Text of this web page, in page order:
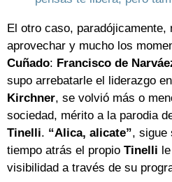
El otro caso, paradójicamente,
aprovechar y mucho los
Cuñado: Francisco de
supo arrebatarle el liderazgo en
Kirchner, se volvió más o
sociedad, mérito a la parodia
Tinelli. “Alica, alicate”, sigue
tiempo atrás el propio Tinelli
visibilidad a través de su